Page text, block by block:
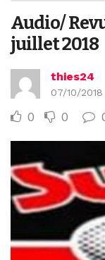
Audio/
juillet 2018
thies24
07/10/
0 0